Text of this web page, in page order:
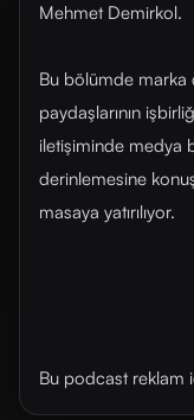
Mehmet Demirkol.
Bu bölümde marka
paydaşlarının
iletişiminde medya
derinlemesine
masaya yatırılıyor.
Bu podcast reklam